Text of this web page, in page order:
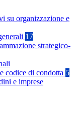
su organizzazione e
17
strategico-
codice di condotta 5
e imprese